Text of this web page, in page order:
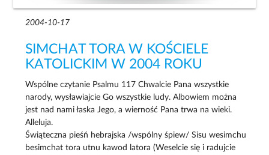
2004-10-17
SIMCHAT TORA W KOŚCIELE
KATOLICKIM W 2004 ROKU
Wspólne czytanie Psalmu 117 Chwalcie Pana wszystkie
narody, wysławiajcie Go wszystkie ludy. Albowiem można
jest nad nami łaska Jego, a wierność Pana trwa na wieki.
Alleluja.
Świąteczna pieśń hebrajska /wspólny śpiew/ Sisu wesimchu
besimchat tora utnu kawod latora (Weselcie się i radujcie